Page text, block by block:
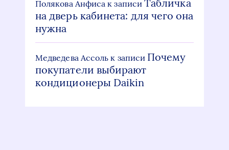
Полякова Анфиса к записиТабличка
на дверь кабинета: для чего она
нужна
Медведева Ассоль к записи Почему
покупатели выбирают
кондиционеры Daikin